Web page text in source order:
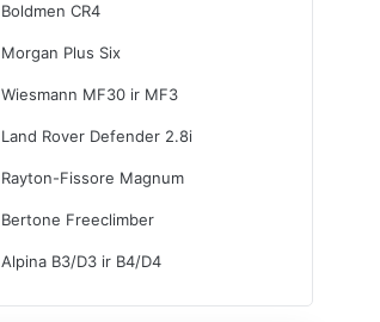
Boldmen CR4
Morgan Plus Six
Wiesmann MF30 ir MF3
Land Rover Defender 2.8i
Rayton-Fissore Magnum
Bertone Freeclimber
Alpina B3/D3 ir B4/D4